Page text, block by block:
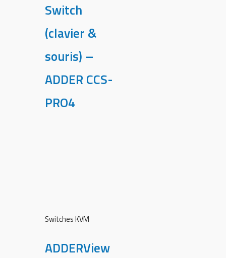
Switch
(clavier &
souris) –
ADDER CCS-
PRO4
Switches KVM
ADDERView